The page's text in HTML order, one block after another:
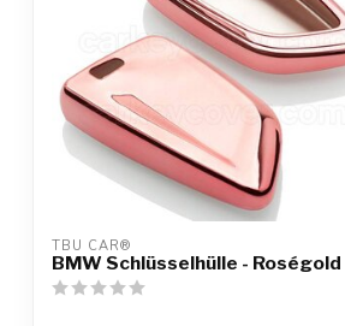
TBU CAR®
BMW Schlüsselhülle - Roségold